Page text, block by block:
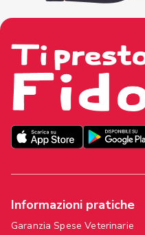
Informazioni pratiche
Garanzia Spese Veterinarie